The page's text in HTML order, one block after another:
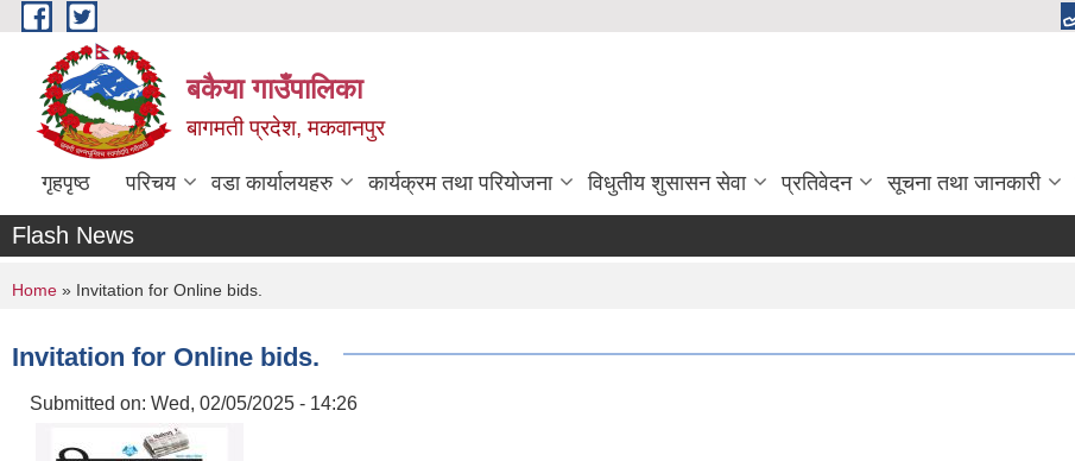
Skip to main content
बकैया गाउँपालिका
बागमती प्रदेश, मकवानपुर
गृहपृष्ठ परिचय वडा कार्यालयहरु कार्यक्रम तथा परियोजना विधुतीय शुसासन सेवा प्रतिवेदन सूचना तथा जानकारी
Flash News
You are here
Home » Invitation for Online bids.
Invitation for Online bids.
Submitted on: Wed, 02/05/2025 - 14:26